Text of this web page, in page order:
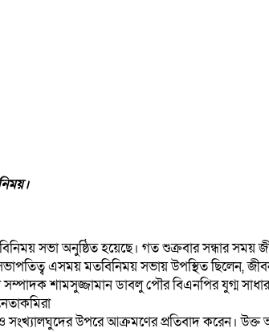
সভা অনুষ্ঠিত হয়েছে। গত শুক্রবার সন্ধার
এসময় মতবিনিময় সভায় উপস্থিত ছিলেন,
শামসুজ্জামান ডাবলু পৌর বিএনপির যুগ্ম
সংখ্যালঘুদের উপরে আক্রমণের প্রতিবাদ করেন। উক্ত